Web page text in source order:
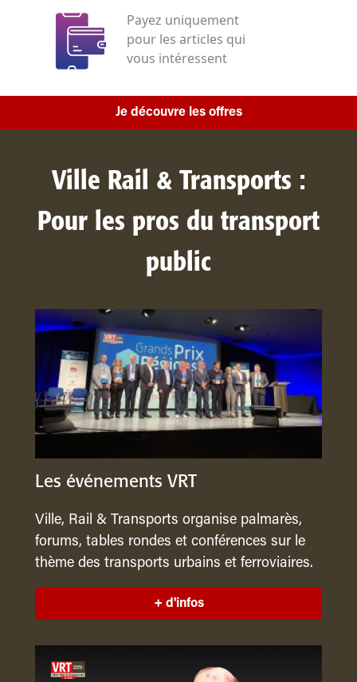
Payez uniquement
pour les articles qui
vous intéressent
Je découvre les offres
Ville Rail & Transports :
Pour les pros du transport
public
Les événements VRT
Ville, Rail & Transports organise palmarès,
forums, tables rondes et conférences sur le
thème des transports urbains et ferroviaires.
+ d'infos